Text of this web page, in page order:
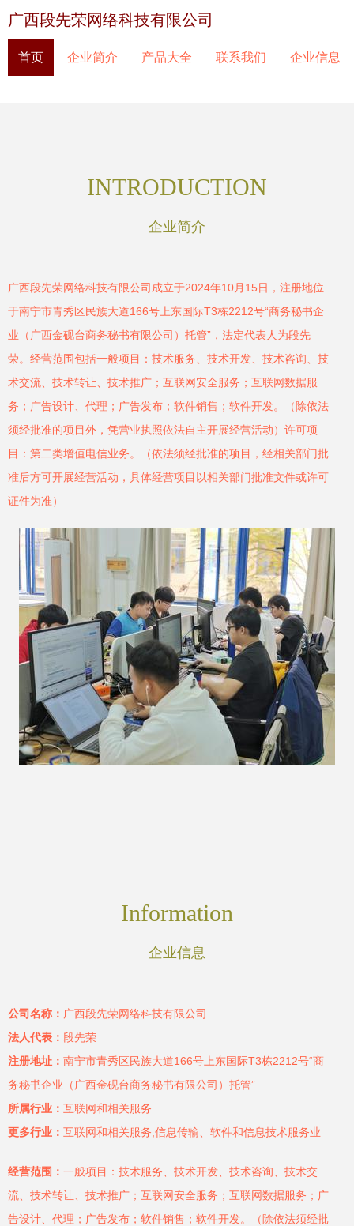
广西段先荣网络科技有限公司
首页 企业简介 产品大全 联系我们 企业信息
INTRODUCTION
企业简介
广西段先荣网络科技有限公司成立于2024年10月15日，注册地位
于南宁市青秀区民族大道166号上东国际T3栋2212号“商务秘书企
业（广西金砚台商务秘书有限公司）托管”，法定代表人为段先
荣。经营范围包括一般项目：技术服务、技术开发、技术咨询、技
术交流、技术转让、技术推广；互联网安全服务；互联网数据服
务；广告设计、代理；广告发布；软件销售；软件开发。（除依法
须经批准的项目外，凭营业执照依法自主开展经营活动）许可项
目：第二类增值电信业务。（依法须经批准的项目，经相关部门批
准后方可开展经营活动，具体经营项目以相关部门批准文件或许可
证件为准）
Information
企业信息
公司名称： 广西段先荣网络科技有限公司
法人代表： 段先荣
注册地址： 南宁市青秀区民族大道166号上东国际T3栋2212号“商
务秘书企业（广西金砚台商务秘书有限公司）托管”
所属行业： 互联网和相关服务
更多行业： 互联网和相关服务,信息传输、软件和信息技术服务业
经营范围： 一般项目：技术服务、技术开发、技术咨询、技术交
流、技术转让、技术推广；互联网安全服务；互联网数据服务；广
告设计、代理；广告发布；软件销售；软件开发。（除依法须经批